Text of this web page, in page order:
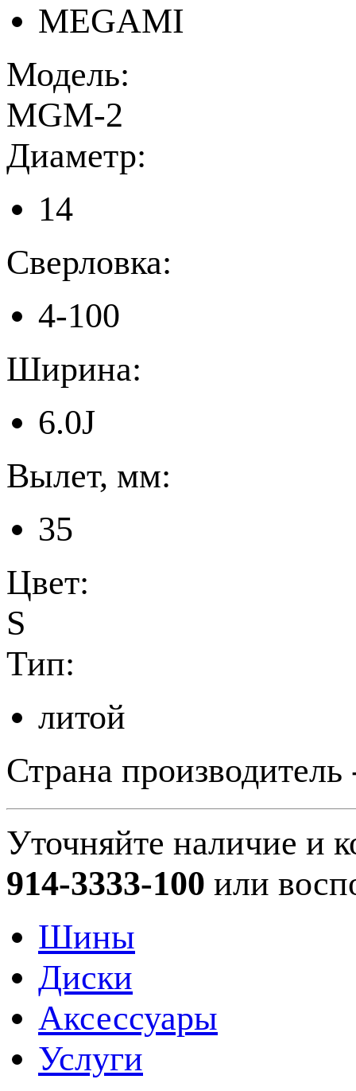
MEGAMI
Модель:
MGM-2
Диаметр:
14
Сверловка:
4-100
Ширина:
6.0J
Вылет, мм:
35
Цвет:
S
Тип:
литой
Страна
Уточняйте наличие и
914-3333-100 или
Шины
Диски
Аксессуары
Услуги